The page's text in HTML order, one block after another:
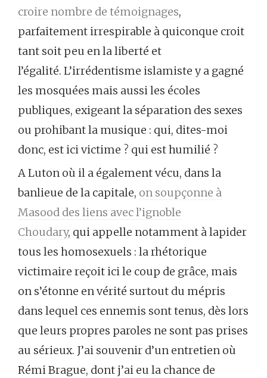
croire nombre de témoignages,
parfaitement irrespirable à quiconque croit
tant soit peu en la liberté et
l’égalité. L’irrédentisme islamiste y a gagné
les mosquées mais aussi les écoles
publiques, exigeant la séparation des sexes
ou prohibant la musique : qui, dites-moi
donc, est ici victime ? qui est humilié ?
A Luton où il a également vécu, dans la
banlieue de la capitale, on soupçonne à
Masood des liens avec l’ignoble
Choudary, qui appelle notamment à lapider
tous les homosexuels : la rhétorique
victimaire reçoit ici le coup de grâce, mais
on s’étonne en vérité surtout du mépris
dans lequel ces ennemis sont tenus, dès lors
que leurs propres paroles ne sont pas prises
au sérieux. J’ai souvenir d’un entretien où
Rémi Brague, dont j’ai eu la chance de